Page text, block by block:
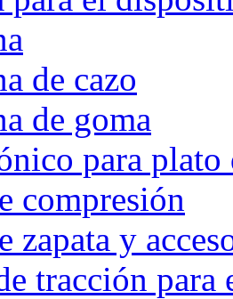
de cazo
de goma
para plato
compresión
zapata y
tracción